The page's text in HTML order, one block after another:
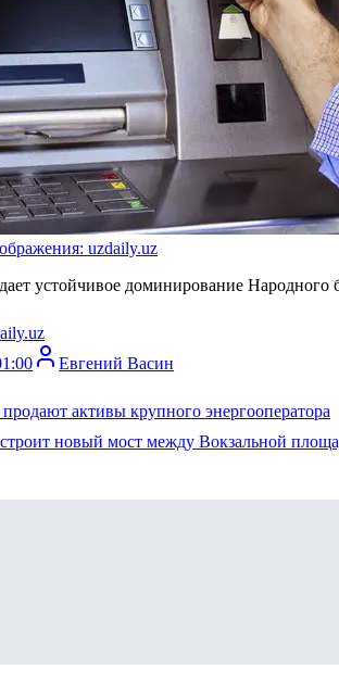
uzdaily.uz
устойчивое доминирование
Евгений Васин
активы крупного энергооператора
новый мост между Вокзальной